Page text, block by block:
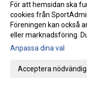
17:25 av Alex von Heideken
Så nära var det maximal
Årets fjärde Bulle är ute nu
IFK tia i SM-pokalen
Emma Holstad 1:35 på
För att hemsidan ska
cookies från
Föreningen kan också
eller marknadsföring.
Anpassa dina val
Acceptera